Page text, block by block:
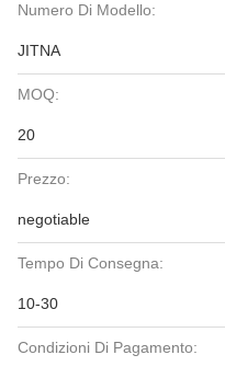
Numero Di Modello:
JITNA
MOQ:
20
Prezzo:
negotiable
Tempo Di Consegna:
10-30
Condizioni Di Pagamento: